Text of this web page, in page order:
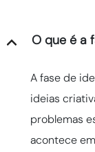
O que é a
A fase de
ideias
problemas
acontece